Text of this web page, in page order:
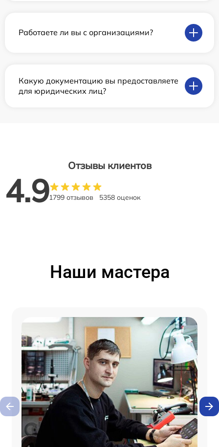
Работаете ли вы с организациями?
Какую документацию вы предоставляете
для юридических лиц?
Отзывы клиентов
4.91799 отзывов 5358 оценок
Наши мастера